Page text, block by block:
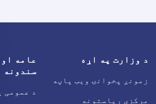
د وزارت په اړه
زمونږ پخوانۍ ویب پاڼه
مرکزی ریاستونه
عامه
سندونه
د عمومی